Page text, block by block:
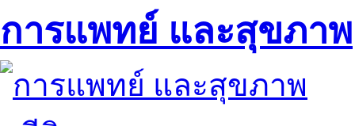
การแพทย์ และสุขภาพ